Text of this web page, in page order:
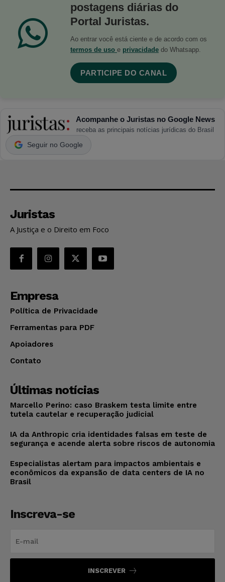
postagens diárias do
Portal Juristas.
Ao entrar você está ciente e de acordo com os
termos de uso e privacidade do Whatsapp.
PARTICIPE DO CANAL
Acompanhe o Juristas no Google News
receba as principais notícias jurídicas do Brasil
Seguir no Google
Juristas
A Justiça e o Direito em Foco
Empresa
Política de Privacidade
Ferramentas para PDF
Apoiadores
Contato
Últimas notícias
Marcello Perino: caso Braskem testa limite entre
tutela cautelar e recuperação judicial
IA da Anthropic cria identidades falsas em teste de
segurança e acende alerta sobre riscos de autonomia
Especialistas alertam para impactos ambientais e
econômicos da expansão de data centers de IA no
Brasil
Inscreva-se
INSCREVER